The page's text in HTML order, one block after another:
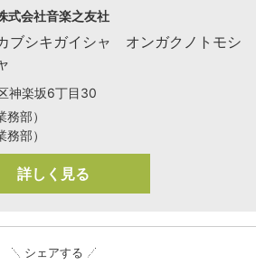
式会社音楽之友社
ブシキガイシャ オンガクノトモシ
神楽坂6丁目30
部）
部）
詳しく見る
シェアする